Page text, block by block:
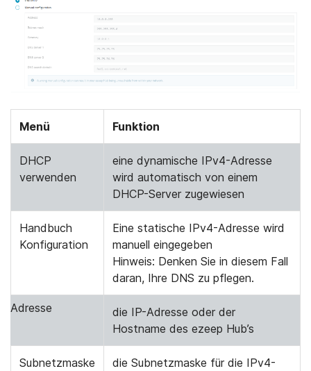
Menü Funktion
DHCP
verwenden
eine dynamische IPv4-Adresse
wird automatisch von einem
DHCP-Server zugewiesen
Handbuch
Konfiguration
Eine statische IPv4-Adresse wird
manuell eingegeben
Hinweis: Denken Sie in diesem Fall
daran, Ihre DNS zu pflegen.
Adresse
die IP-Adresse oder der
Hostname des ezeep Hub’s
Subnetzmaske
die Subnetzmaske für die IPv4-